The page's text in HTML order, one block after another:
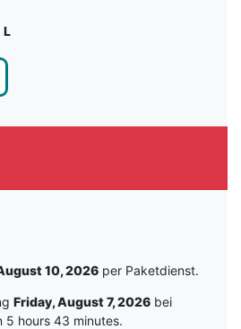
L
10, 2026 per Paketdienst.
Friday, August 7, 2026 bei
5 hours 43 minutes.